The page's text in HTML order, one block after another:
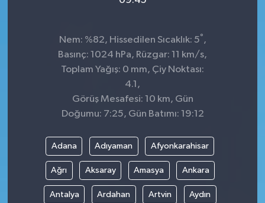
Nem: %82, Hissedilen Sıcaklık: 5° ,
Basınç: 1024 hPa, Rüzgar: 11 km/s,
Toplam Yağış: 0 mm, Çiy Noktası:
4.1,
Görüş Mesafesi: 10 km, Gün
Doğumu: 7:25, Gün Batımı: 19:12
Adana Adıyaman Afyonkarahisar
Ağrı Aksaray Amasya Ankara
Antalya Ardahan Artvin Aydın